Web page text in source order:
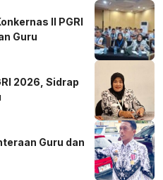
II PGRI
Guru
2026, Sidrap
Guru dan